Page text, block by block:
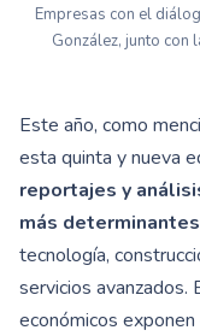
Empresas con el
González, junto
Este año, como
esta quinta y nueva
reportajes y
más
tecnología,
servicios avanzados.
económicos